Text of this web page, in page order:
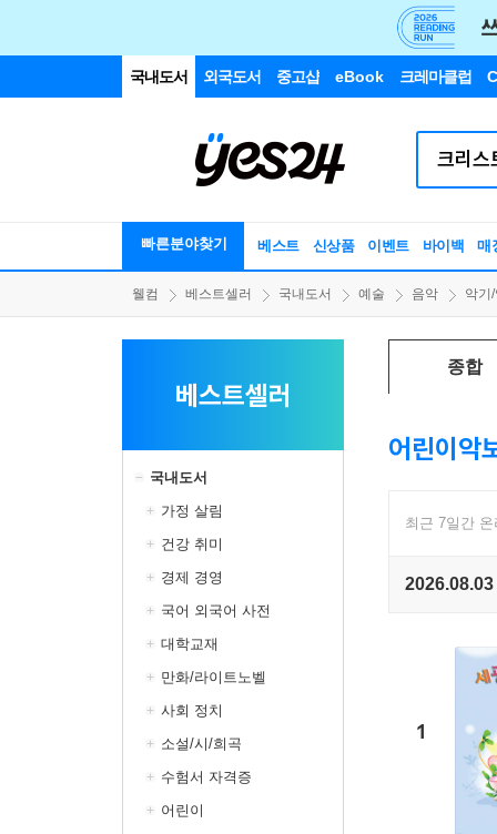
국내도서 외국도서 중고샵 eBook 크레마클럽
빠른분야찾기 베스트 신상품 이벤트 바이백 매
웰컴 베스트셀러 국내도서 예술 음악 악기
베스트셀러
국내도서
가정 살림
건강 취미
경제 경영
국어 외국어 사전
대학교재
만화/라이트노벨
사회 정치
소설/시/희곡
수험서 자격증
어린이
종합
어린이악
최근 7일간
1